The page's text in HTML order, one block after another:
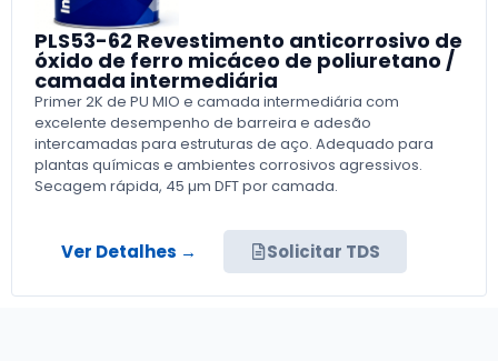
PLS53-62 Revestimento anticorrosivo de
óxido de ferro micáceo de poliuretano /
camada intermediária
Primer 2K de PU MIO e camada intermediária com
excelente desempenho de barreira e adesão
intercamadas para estruturas de aço. Adequado para
plantas químicas e ambientes corrosivos agressivos.
Secagem rápida, 45 µm DFT por camada.
Ver Detalhes → Solicitar TDS